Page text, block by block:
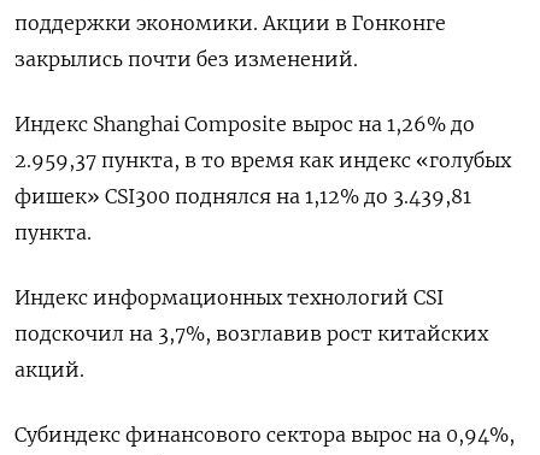
поддержки экономики. Акции в Гонконге
закрылись почти без изменений.
Индекс Shanghai Composite вырос на 1,26% до
2.959,37 пункта, в то время как индекс «голубых
фишек» CSI300 поднялся на 1,12% до 3.439,81
пункта.
Индекс информационных технологий CSI
подскочил на 3,7%, возглавив рост китайских
акций.
Субиндекс финансового сектора вырос на 0,94%,